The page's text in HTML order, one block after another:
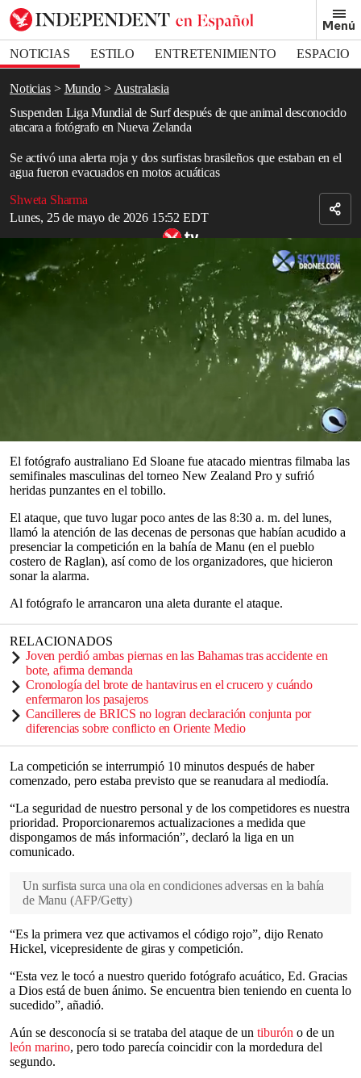
Menú
NOTICIAS ESTILO ENTRETENIMIENTO
ESPACIO
DEPORTES
Noticias Mundo
Australasia
Suspenden Liga Mundial de Surf después de que animal desconocido
atacara a fotógrafo en Nueva Zelanda
Se activó una alerta roja y dos surfistas brasileños que estaban en el
agua fueron evacuados en motos acuáticas
Shweta Sharma
Lunes, 25 de mayo de 2026 15:52 EDT
Bookmark popover
Removed from bookmarks
Close popover
seconds
seconds
Un surfista es grabado mientras se desliza sobre un tiburón en
Florida, EE. UU.
Read in English
Surf enNueva Zelandafue cancelada
abruptamente después de que un fotógrafo que cubría el evento
deportivo fuera trasladado al hospital tras ser mordido por una
Desde la dirección del evento se emitió una alerta roja, y los
brasileños que ya estaban en el agua fueron evacuados en
El fotógrafo australiano Ed Sloane fue atacado mientras filmaba las
semifinales masculinas del torneo New Zealand Pro y sufrió
heridas punzantes en el tobillo.
El ataque, que tuvo lugar poco antes de las 8:30 a. m. del lunes,
llamó la atención de las decenas de personas que habían acudido a
presenciar la competición en la bahía de Manu (en el pueblo
costero de Raglan), así como de los organizadores, que hicieron
sonar la alarma.
Al fotógrafo le arrancaron una aleta durante el ataque.
RELACIONADOS
Joven perdió ambas piernas en las Bahamas tras accidente en
bote, afirma demanda
Cronología del brote de hantavirus en el crucero y cuándo
enfermaron los pasajeros
Cancilleres de BRICS no logran declaración conjunta por
diferencias sobre conflicto en Oriente Medio
La competición se interrumpió 10 minutos después de haber
comenzado, pero estaba previsto que se reanudara al mediodía.
“La seguridad de nuestro personal y de los competidores es nuestra
prioridad. Proporcionaremos actualizaciones a medida que
dispongamos de más información”, declaró la liga en un
comunicado.
Un surfista surca una ola en condiciones adversas en la bahía
de Manu (AFP/Getty)
“Es la primera vez que activamos el código rojo”, dijo Renato
Hickel, vicepresidente de giras y competición.
“Esta vez le tocó a nuestro querido fotógrafo acuático, Ed. Gracias
a Dios está de buen ánimo. Se encuentra bien teniendo en cuenta lo
sucedido”, añadió.
Aún se desconocía si se trataba del ataque de un tiburón o de un
león marino, pero todo parecía coincidir con la mordedura del
segundo.